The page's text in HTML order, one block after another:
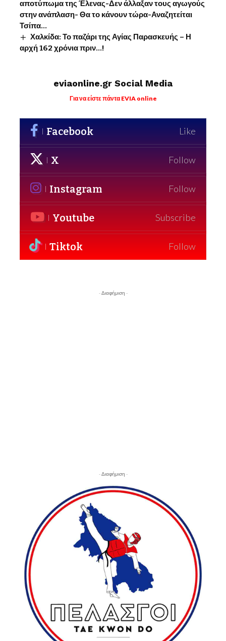
αποτύπωμα της Έλενας-Δεν άλλαξαν τους αγωγούς
στην ανάπλαση- Θα το κάνουν τώρα-Αναζητείται
Τσίπα…
Χαλκίδα: Το παζάρι της Αγίας Παρασκευής – Η
αρχή 162 χρόνια πριν…!
eviaonline.gr Social Media
Για να είστε πάντα EVIA online
Facebook Like
X Follow
Instagram Follow
Youtube Subscribe
Tiktok Follow
- Διαφήμιση -
- Διαφήμιση -